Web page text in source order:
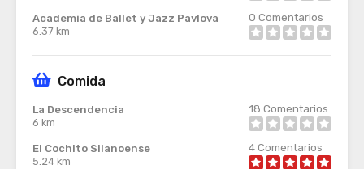
Academia de Ballet y Jazz Pavlova
6.37 km
0 Comentarios
Comida
La Descendencia
6 km
18 Comentarios
El Cochito Silanoense
5.24 km
4Comentarios